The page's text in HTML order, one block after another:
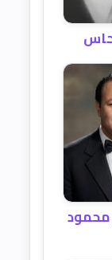
محمود